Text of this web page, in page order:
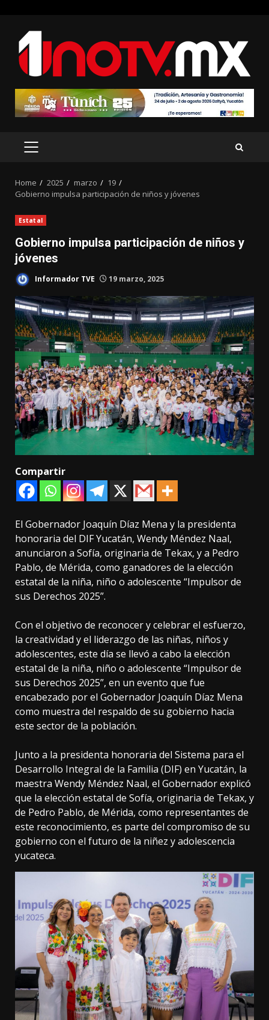
content
PRIMARY
Home 2025 marzo
19
Gobierno impulsa participación de niños y jóvenes
Estatal
Gobierno impulsa participación de niños y
jóvenes
Informador TVE 19 marzo, 2025
Compartir
El Gobernador Joaquín Díaz Mena y la presidenta
honoraria del DIF Yucatán, Wendy Méndez Naal,
anunciaron a Sofía, originaria de Tekax, y a Pedro
Pablo, de Mérida, como ganadores de la elección
estatal de la niña, niño o adolescente “Impulsor de
sus Derechos 2025”.
Con el objetivo de reconocer y celebrar el esfuerzo,
la creatividad y el liderazgo de las niñas, niños y
adolescentes, este día se llevó a cabo la elección
estatal de la niña, niño o adolescente “Impulsor de
sus Derechos 2025”, en un evento que fue
encabezado por el Gobernador Joaquín Díaz Mena
como muestra del respaldo de su gobierno hacia
este sector de la población.
Junto a la presidenta honoraria del Sistema para el
Desarrollo Integral de la Familia (DIF) en Yucatán, la
maestra Wendy Méndez Naal, el Gobernador explicó
que la elección estatal de Sofía, originaria de Tekax, y
de Pedro Pablo, de Mérida, como representantes de
este reconocimiento, es parte del compromiso de su
gobierno con el futuro de la niñez y adolescencia
yucateca.